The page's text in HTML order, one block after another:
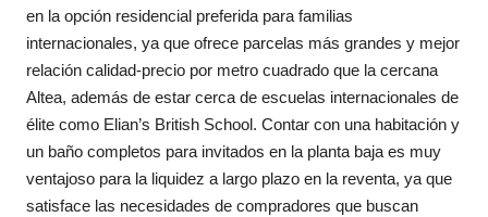
en la opción residencial preferida para familias
internacionales, ya que ofrece parcelas más grandes y mejor
relación calidad-precio por metro cuadrado que la cercana
Altea, además de estar cerca de escuelas internacionales de
élite como Elian’s British School. Contar con una habitación y
un baño completos para invitados en la planta baja es muy
ventajoso para la liquidez a largo plazo en la reventa, ya que
satisface las necesidades de compradores que buscan